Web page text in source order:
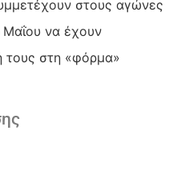
στους αγώνες
Μαΐου να έχουν
τους στη «φόρμα»